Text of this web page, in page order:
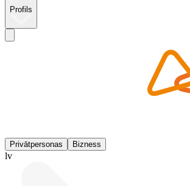
Profils
Privātpersonas Bizness
lv